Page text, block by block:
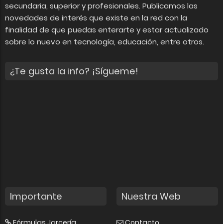
secundaria, superior y profesionales. Publicamos las
novedades de interés que existe en la red con la
finalidad de que puedas enterarte y estar actualizado
sobre lo nuevo en tecnología, educación, entre otros.
¿Te gusta la info? ¡Sígueme!
Importante Nuestra Web